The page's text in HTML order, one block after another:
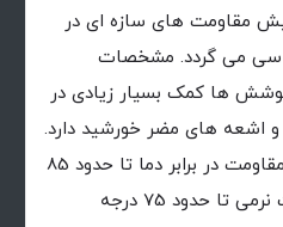
مقاومت های سازه ای در
سی می گردد. مشخصات
ها کمک بسیار زیادی در
اشعه های مضر خورشید دارد.
مشخصات فیزیکی همچون مقاومت در برابر دما تا حدود 85
درجه سانتیگراد، درجه حرارت نرمی تا حدود 75 درجه